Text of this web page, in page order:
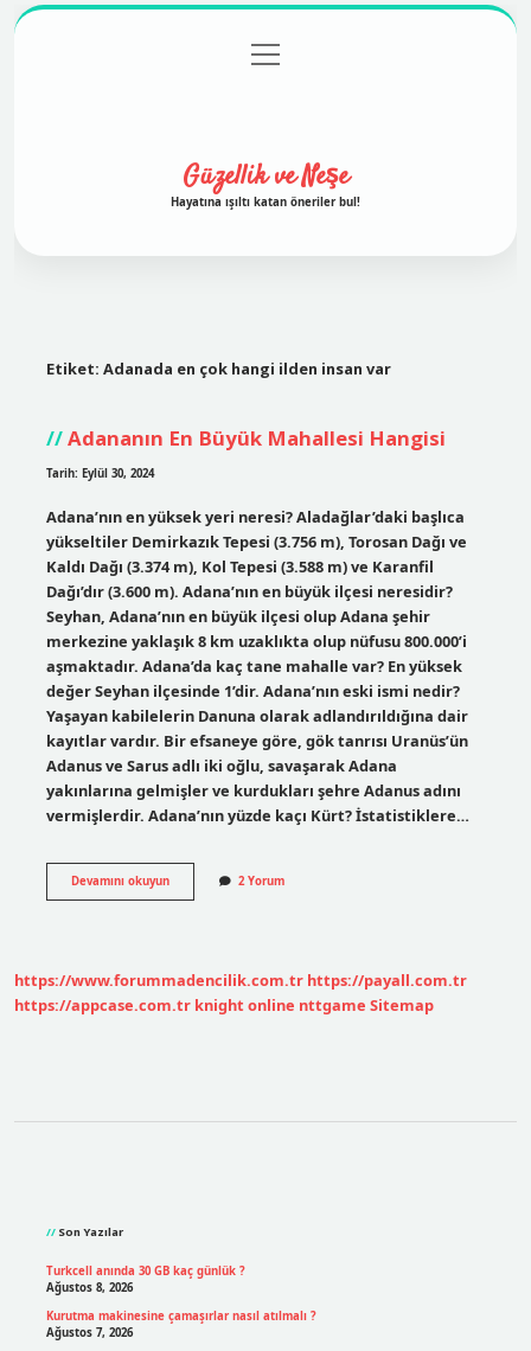
Gizlilik Politikası
menüyü
aç
Güzellik ve Neşe
Hayatına ışıltı katan öneriler bul!
Etiket: Adanada en çok hangi ilden insan var
Adananın En Büyük Mahallesi Hangisi
Tarih: Eylül 30, 2024
Adana’nın en yüksek yeri neresi? Aladağlar’daki başlıca
yükseltiler Demirkazık Tepesi (3.756 m), Torosan Dağı ve
Kaldı Dağı (3.374 m), Kol Tepesi (3.588 m) ve Karanfil
Dağı’dır (3.600 m). Adana’nın en büyük ilçesi neresidir?
Seyhan, Adana’nın en büyük ilçesi olup Adana şehir
merkezine yaklaşık 8 km uzaklıkta olup nüfusu 800.000’i
aşmaktadır. Adana’da kaç tane mahalle var? En yüksek
değer Seyhan ilçesinde 1’dir. Adana’nın eski ismi nedir?
Yaşayan kabilelerin Danuna olarak adlandırıldığına dair
kayıtlar vardır. Bir efsaneye göre, gök tanrısı Uranüs’ün
Adanus ve Sarus adlı iki oğlu, savaşarak Adana
yakınlarına gelmişler ve kurdukları şehre Adanus adını
vermişlerdir. Adana’nın yüzde kaçı Kürt? İstatistiklere…
Devamını okuyunAdananın
En
2 Yorum
https://www.forummadencilik.com.tr https://payall.com.tr
https://appcase.com.tr knight online nttgame Sitemap
Son Yazılar
Turkcell anında 30 GB kaç günlük ?
Ağustos 8, 2026
Kurutma makinesine çamaşırlar nasıl atılmalı ?
Ağustos 7, 2026